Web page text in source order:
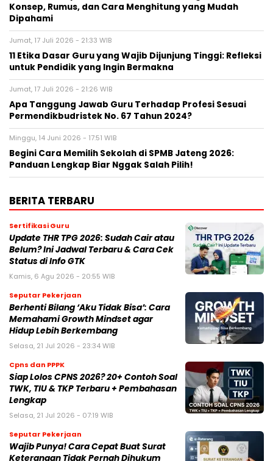
Konsep, Rumus, dan Cara Menghitung yang Mudah
Dipahami
Jumat, 17 Juli 2026 - 21:33 WIB
11 Etika Dasar Guru yang Wajib Dijunjung Tinggi: Refleksi
untuk Pendidik yang Ingin Bermakna
Jumat, 17 Juli 2026 - 21:26 WIB
Apa Tanggung Jawab Guru Terhadap Profesi Sesuai
Permendikbudristek No. 67 Tahun 2024?
Minggu, 14 Juni 2026 - 17:51 WIB
Begini Cara Memilih Sekolah di SPMB Jateng 2026:
Panduan Lengkap Biar Nggak Salah Pilih!
BERITA TERBARU
Sertifikasi Guru
Update THR TPG 2026: Sudah Cair atau
Belum? Ini Jadwal Terbaru & Cara Cek
Status di Info GTK
Kamis, 6 Agu 2026 - 20:55 WIB
Seputar Pekerjaan
Berhenti Bilang ‘Aku Tidak Bisa’: Cara
Memahami Growth Mindset agar
Hidup Lebih Berkembang
Selasa, 21 Jul 2026 - 23:34 WIB
Cpns dan PPPK
Siap Lolos CPNS 2026? 20+ Contoh Soal
TWK, TIU & TKP Terbaru + Pembahasan
Lengkap
Selasa, 21 Jul 2026 - 07:19 WIB
Seputar Pekerjaan
Wajib Punya! Cara Cepat Buat Surat
Keterangan Tidak Pernah Dihukum